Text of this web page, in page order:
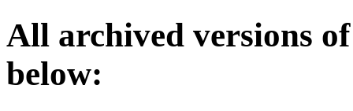
All archived versions
below: